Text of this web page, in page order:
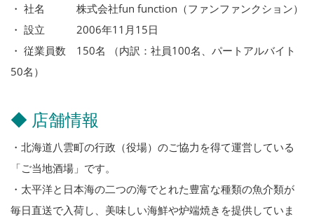
・ 社名 株式会社fun function（ファンファンクション）
・ 設立 2006年11月15日
・ 従業員数 150名 （内訳：社員100名、パートアルバイト
50名）
◆ 店舗情報
・北海道八雲町の行政（役場）のご協力を得て運営している
「ご当地酒場」です。
・太平洋と日本海の二つの海でとれた豊富な種類の魚介類が
毎日直送で入荷し、美味しい海鮮や炉端焼きを提供していま